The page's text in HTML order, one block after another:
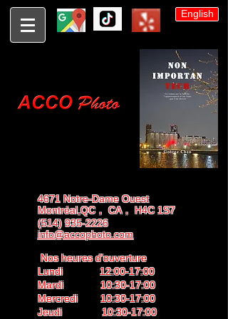
English
4671 Notre-Dame Ouest
Montréal,QC， CA， H4C 1S7
(514) 935-2226
info@accophoto.com
Nos heures d'ouverture
Lundi 12:00-17:00
Mardi 10:30-17:00
Mercredi 10:30-17:00
Jeudi 10:30-17:00